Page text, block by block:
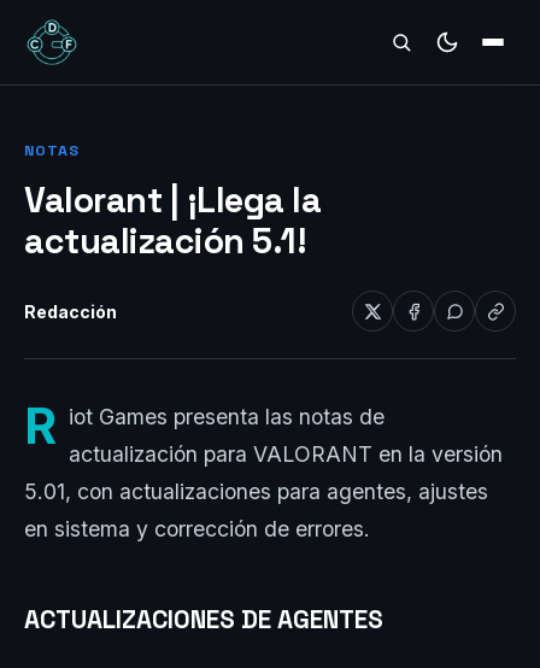
REVIEWS
NOTAS
Valorant | ¡Llega la
actualización 5.1!
Redacción
R iot Games presenta las notas de
actualización para VALORANT en la versión
5.01, con actualizaciones para agentes, ajustes
en sistema y corrección de errores.
ACTUALIZACIONES DE AGENTES